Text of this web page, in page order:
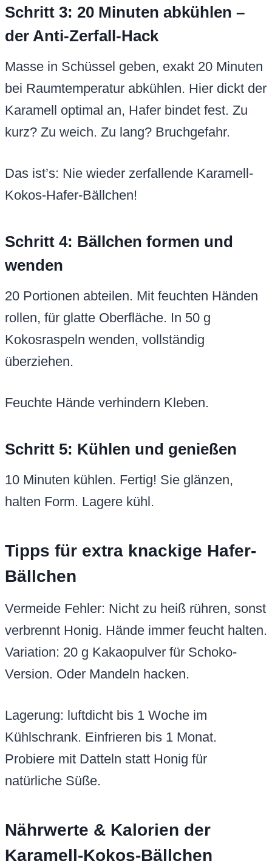
Schritt 3: 20 Minuten abkühlen –
der Anti-Zerfall-Hack
Masse in Schüssel geben, exakt 20 Minuten
bei Raumtemperatur abkühlen. Hier dickt der
Karamell optimal an, Hafer bindet fest. Zu
kurz? Zu weich. Zu lang? Bruchgefahr.
Das ist’s: Nie wieder zerfallende Karamell-
Kokos-Hafer-Bällchen!
Schritt 4: Bällchen formen und
wenden
20 Portionen abteilen. Mit feuchten Händen
rollen, für glatte Oberfläche. In 50 g
Kokosraspeln wenden, vollständig
überziehen.
Feuchte Hände verhindern Kleben.
Schritt 5: Kühlen und genießen
10 Minuten kühlen. Fertig! Sie glänzen,
halten Form. Lagere kühl.
Tipps für extra knackige Hafer-
Bällchen
Vermeide Fehler: Nicht zu heiß rühren, sonst
verbrennt Honig. Hände immer feucht halten.
Variation: 20 g Kakaopulver für Schoko-
Version. Oder Mandeln hacken.
Lagerung: luftdicht bis 1 Woche im
Kühlschrank. Einfrieren bis 1 Monat.
Probiere mit Datteln statt Honig für
natürliche Süße.
Nährwerte & Kalorien der
Karamell-Kokos-Bällchen